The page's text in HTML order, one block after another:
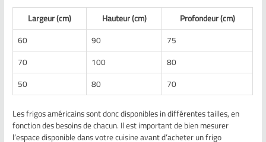
Largeur (cm) Hauteur (cm)
Profondeur (cm)
60
90
75
70
100
80
50
80
70
Les frigos américains sont donc disponibles in différentes tailles, en
fonction des besoins de chacun. Il est important de bien mesurer
l’espace disponible dans votre cuisine avant d’acheter un frigo